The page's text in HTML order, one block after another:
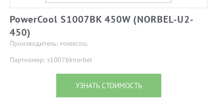
PowerCool S1007BK 450W (NORBEL-U2-
450)
Производитель: POWERCOOL
Партномер: s1007bknorbel
УЗНАТЬ СТОИМОСТЬ